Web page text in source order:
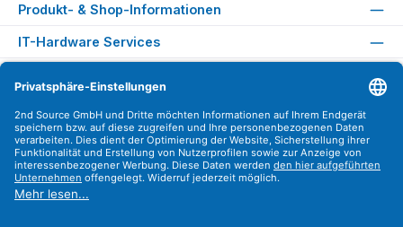
Produkt- & Shop-Informationen
IT-Hardware Services
Versandarten
Zahlungsarten
Sicher Einkaufen
Find us on